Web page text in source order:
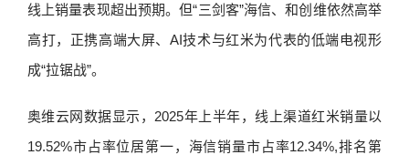
线上销量表现超出预期。但“三剑客”海信、和创维依然高举
高打，正携高端大屏、AI技术与红米为代表的低端电视形
成“拉锯战”。
奥维云网数据显示，2025年上半年，线上渠道红米销量以
19.52%市占率位居第一，海信销量市占率12.34%,排名第